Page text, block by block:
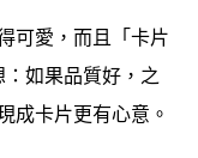
可愛，而且「卡片
如果品質好，之
成卡片更有心意。